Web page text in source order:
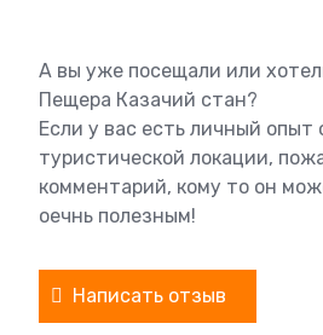
А вы уже посещали или
Пещера Казачий стан?
Если у вас есть личный опыт
туристической локации,
комментарий, кому то он
оечнь полезным!
Написать отзыв